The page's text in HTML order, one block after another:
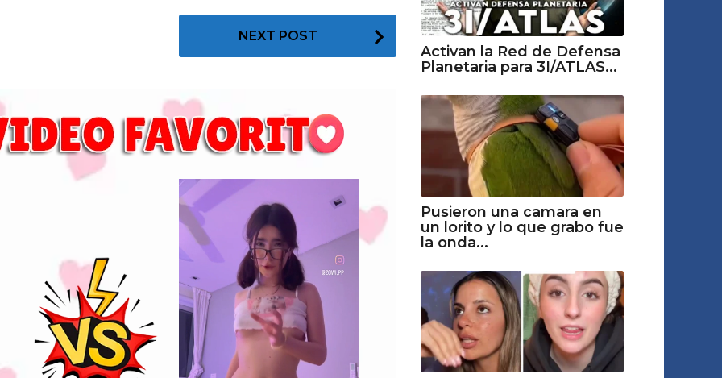
NEXT POST
Activan la Red de Defensa
Planetaria para 3I/ATLAS...
Pusieron una camara en
un lorito y lo que grabo fue
la onda...